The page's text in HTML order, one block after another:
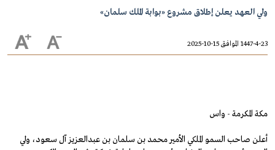
ولي العهد يعلن إطلاق مشروع «بوابة الملك سلمان»
1447-4-23 الموافق 15-10-2025
مكة المكرمة - واس
أعلن صاحب السمو الملكي الأمير محمد بن سلمان بن عبدالعزيز آل سعود، ولي